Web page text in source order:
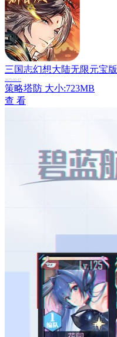
三国志幻想大陆无限元宝版
2025-03-17
策略塔防 大小:723MB
查 看